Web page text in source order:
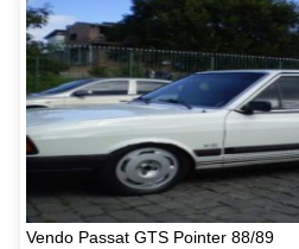
Vendo Passat GTS Pointer 88/89